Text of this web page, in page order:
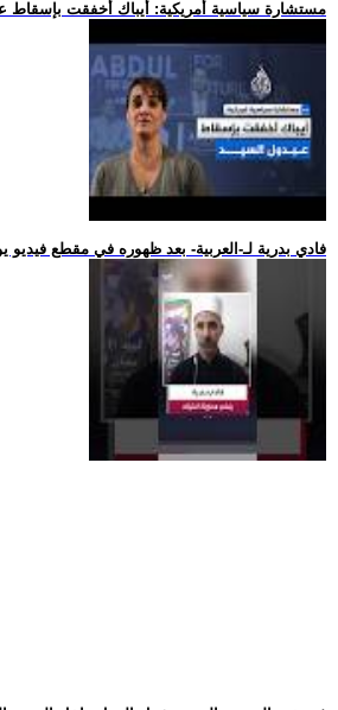
.. مستشارة سياسية أمريكية: أيباك أخفقت بإسقاط
.. فادي بدرية لـ-العربية- بعد ظهوره في مقطع